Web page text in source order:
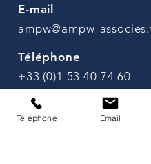
E-mail
ampw@ampw-
Téléphone
+33 (0)1 53 40 74 60
Adresse
141 avenue de
Téléphone Email